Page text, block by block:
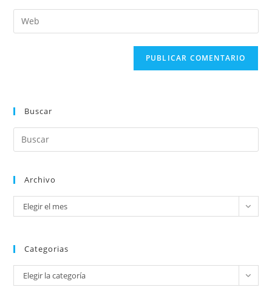
Buscar
Archivo
Elegir el mes
Categorias
Elegir la categoría